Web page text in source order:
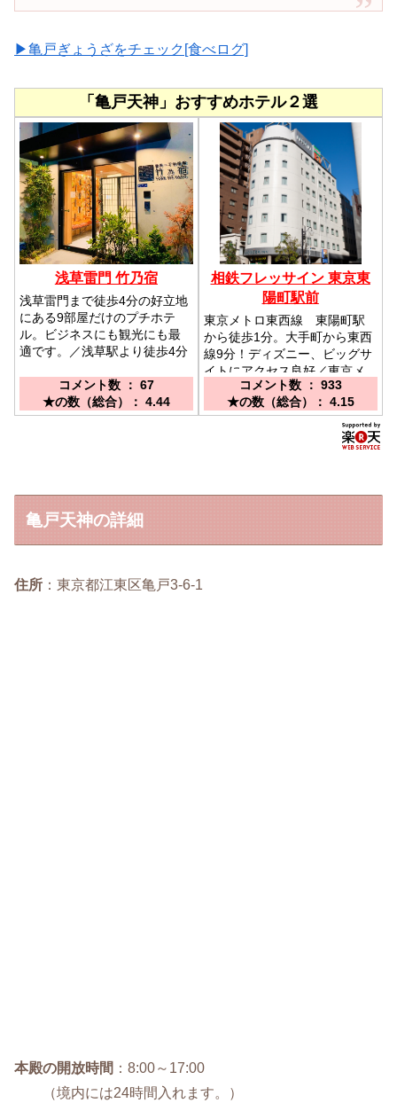
▶亀戸ぎょうざをチェック[食べログ]
「亀戸天神」おすすめホテル２選
浅草雷門 竹乃宿
浅草雷門まで徒歩4分の好立地
にある9部屋だけのプチホテ
ル。ビジネスにも観光にも最
適です。／浅草駅より徒歩4分
コメント数 ： 67
★の数（総合）： 4.44
相鉄フレッサイン 東京東
陽町駅前
東京メトロ東西線 東陽町駅
から徒歩1分。大手町から東西
線9分！ディズニー、ビッグサ
イトにアクセス良好／東京メ
トロ東西線東陽町駅5番出口に
隣接、1番・4番出口より1分
コメント数 ： 933
★の数（総合）： 4.15
亀戸天神の詳細
住所 ：東京都江東区亀戸3-6-1
本殿の開放時間 ：8:00～17:00
（境内には24時間入れます。）